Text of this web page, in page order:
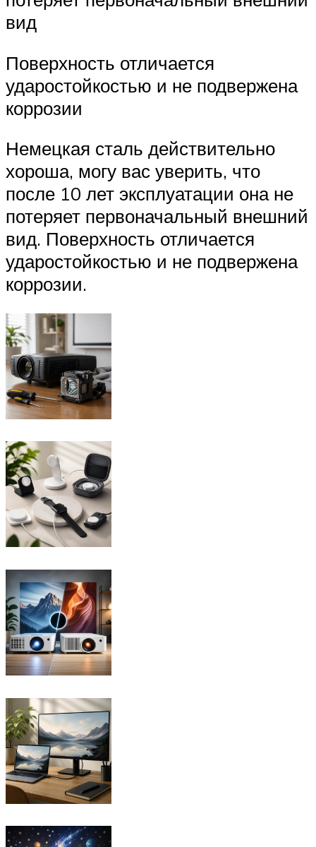
вид
Поверхность отличается
ударостойкостью и не подвержена
коррозии
Немецкая сталь действительно
хороша, могу вас уверить, что
после 10 лет эксплуатации она не
потеряет первоначальный внешний
вид. Поверхность отличается
ударостойкостью и не подвержена
коррозии.